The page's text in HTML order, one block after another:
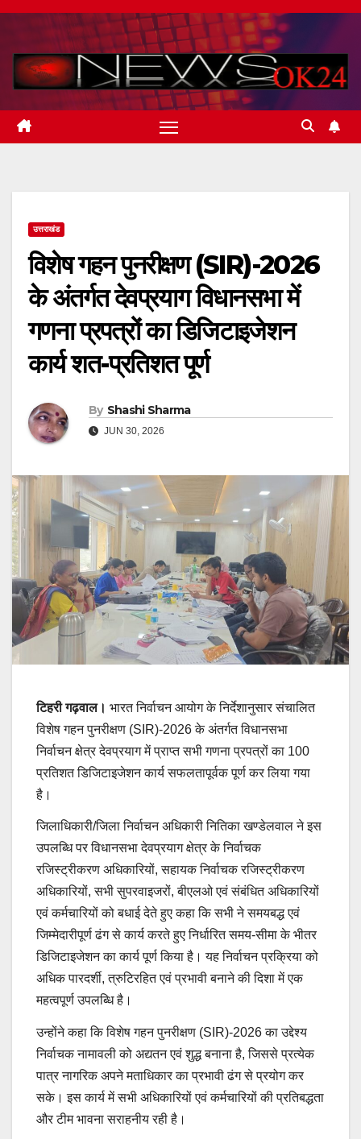
Skip
content
उत्तराखंड
विशेष गहन पुनरीक्षण (SIR)-2026
के अंतर्गत देवप्रयाग विधानसभा में
गणना प्रपत्रों का डिजिटाइजेशन
कार्य शत-प्रतिशत पूर्ण
By Shashi Sharma
JUN 30, 2026
टिहरी गढ़वाल। भारत निर्वाचन आयोग के निर्देशानुसार संचालित
विशेष गहन पुनरीक्षण (SIR)-2026 के अंतर्गत विधानसभा
निर्वाचन क्षेत्र देवप्रयाग में प्राप्त सभी गणना प्रपत्रों का 100
प्रतिशत डिजिटाइजेशन कार्य सफलतापूर्वक पूर्ण कर लिया गया
है।
जिलाधिकारी/जिला निर्वाचन अधिकारी नितिका खण्डेलवाल ने इस
उपलब्धि पर विधानसभा देवप्रयाग क्षेत्र के निर्वाचक
रजिस्ट्रीकरण अधिकारियों, सहायक निर्वाचक रजिस्ट्रीकरण
अधिकारियों, सभी सुपरवाइजरों, बीएलओ एवं संबंधित अधिकारियों
एवं कर्मचारियों को बधाई देते हुए कहा कि सभी ने समयबद्ध एवं
जिम्मेदारीपूर्ण ढंग से कार्य करते हुए निर्धारित समय-सीमा के भीतर
डिजिटाइजेशन का कार्य पूर्ण किया है। यह निर्वाचन प्रक्रिया को
अधिक पारदर्शी, त्रुटिरहित एवं प्रभावी बनाने की दिशा में एक
महत्वपूर्ण उपलब्धि है।
उन्होंने कहा कि विशेष गहन पुनरीक्षण (SIR)-2026 का उद्देश्य
निर्वाचक नामावली को अद्यतन एवं शुद्ध बनाना है, जिससे प्रत्येक
पात्र नागरिक अपने मताधिकार का प्रभावी ढंग से प्रयोग कर
सके। इस कार्य में सभी अधिकारियों एवं कर्मचारियों की प्रतिबद्धता
और टीम भावना सराहनीय रही है।